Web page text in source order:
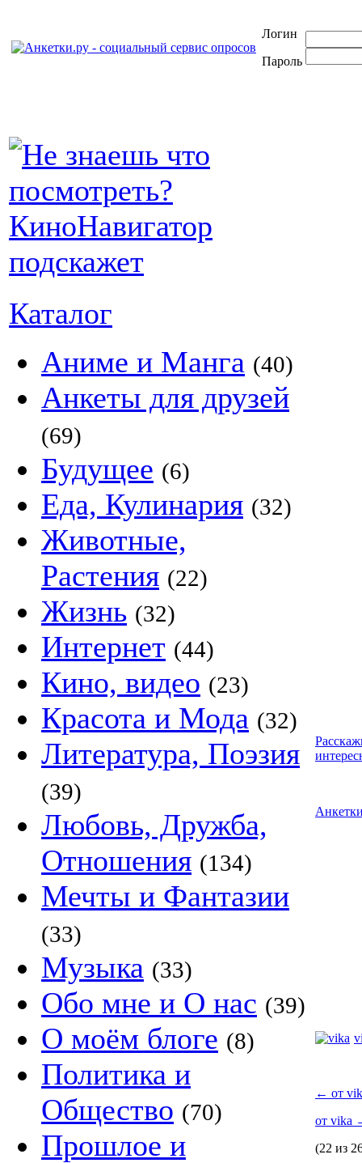
Логин
Пароль
Каталог
Аниме и Манга (40)
Анкеты для друзей
(69)
Будущее (6)
Еда, Кулинария (32)
Животные,
Растения (22)
Жизнь (32)
Интернет (44)
Кино, видео (23)
Красота и Мода (32)
Литература, Поэзия
(39)
Любовь, Дружба,
Отношения (134)
Мечты и Фантазии
(33)
Музыка (33)
Обо мне и О нас (39)
О моём блоге (8)
Политика и
Общество (70)
Прошлое и
← от
от vika
(22 из